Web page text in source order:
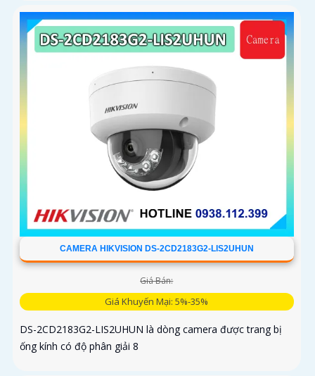
CAMERA HIKVISION DS-2CD2183G2-LIS2UHUN
Giá Bán:
Giá Khuyến Mại: 5%-35%
DS-2CD2183G2-LIS2UHUN là dòng camera được trang bị
ống kính có độ phân giải 8